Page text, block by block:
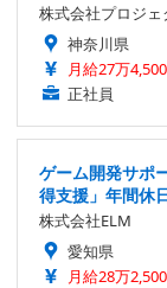
株式会社プロジェ
神奈川県
月給27万
正社員
ゲーム開発サポ
得支援」年間休
株式会社ELM
愛知県
月給28万